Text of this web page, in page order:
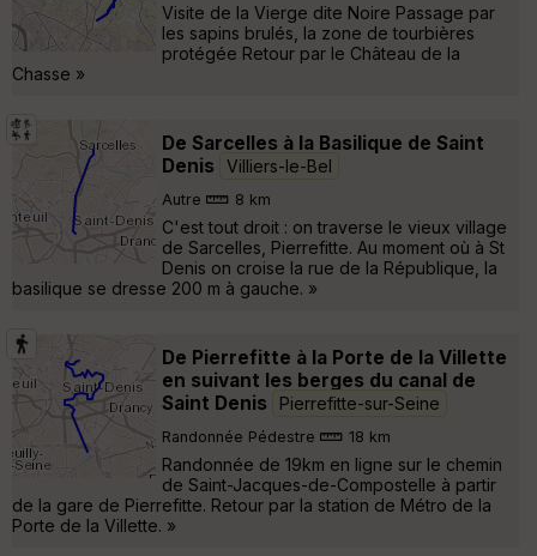
Visite de la Vierge dite Noire Passage par
les sapins brulés, la zone de tourbières
protégée Retour par le Château de la
Chasse »
De Sarcelles à la Basilique de Saint
Denis
Villiers-le-Bel
Autre 8 km
C'est tout droit : on traverse le vieux village
de Sarcelles, Pierrefitte. Au moment où à St
Denis on croise la rue de la République, la
basilique se dresse 200 m à gauche. »
De Pierrefitte à la Porte de la Villette
en suivant les berges du canal de
Saint Denis
Pierrefitte-sur-Seine
Randonnée Pédestre 18 km
Randonnée de 19km en ligne sur le chemin
de Saint-Jacques-de-Compostelle à partir
de la gare de Pierrefitte. Retour par la station de Métro de la
Porte de la Villette. »